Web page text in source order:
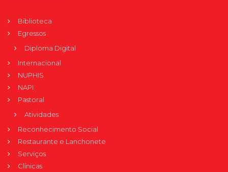
Biblioteca
Egressos
Diploma Digital
Internacional
NUPHIS
NAPI
Pastoral
Atividades
Reconhecimento Social
Restaurante e Lanchonete
Serviços
Clínicas